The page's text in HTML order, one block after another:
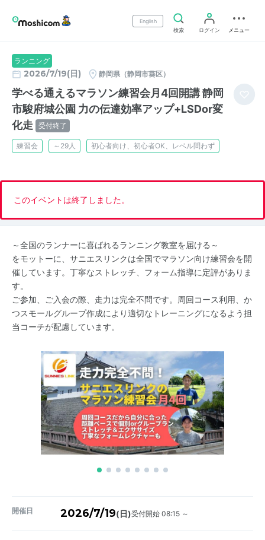
English
検索
ログイン メニュー
ランニング
2026/7/19(日) 静岡県（静岡市葵区）
学べる通えるマラソン練習会月4回開講 静岡
市駿府城公園 力の伝達効率アップ+LSDor変
化走
受付終了
練習会 ～29人 初心者向け、初心者OK、レベル問わず
このイベントは終了しました。
～全国のランナーに喜ばれるランニング教室を届ける～
をモットーに、サニエスリンクは全国でマラソン向け練習会を開
催しています。丁寧なストレッチ、フォーム指導に定評がありま
す。
ご参加、ご入会の際、走力は完全不問です。周回コース利用、か
つスモールグループ作成により適切なトレーニングになるよう担
当コーチが配慮しています。
開催日 2026/7/19(日)受付開始 08:15 ～